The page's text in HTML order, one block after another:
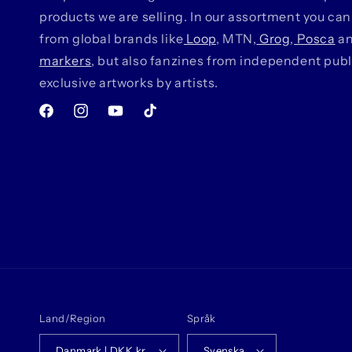
products we are selling. In our assortment you
from global brands like Loop, MTN, Grog, Posca
markers, but also fanzines from independent
exclusive artworks by artists.
FacebookInstagramYouTubeTikTok
Land/Region Språk